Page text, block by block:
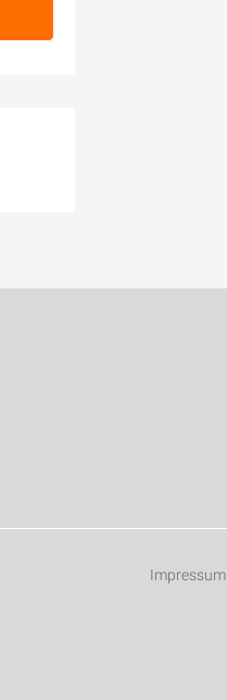
Impressum